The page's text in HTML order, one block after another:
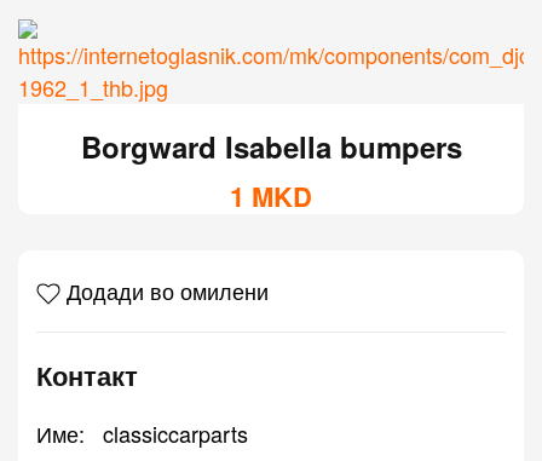
Borgward Isabella bumpers
1 MKD
Додади во омилени
Контакт
Име:
classiccarparts